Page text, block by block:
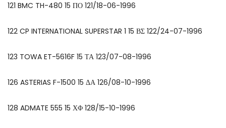
121 BMC TH-480 15 ΠΟ 121/18-06-1996
122 CP INTERNATIONAL SUPERSTAR 1 15 ΒΣ 122/24-07-1996
123 TOWA ET-5616F 15 ΤΑ 123/07-08-1996
126 ASTERIAS F-1500 15 ΔΑ 126/08-10-1996
128 ADMATE 555 15 ΧΦ 128/15-10-1996